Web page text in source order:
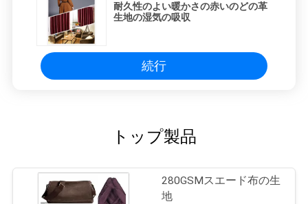
耐久性のよい暖かさの赤いのどの革
生地の湿気の吸収
続行
トップ製品
280GSMスエード布の生
地